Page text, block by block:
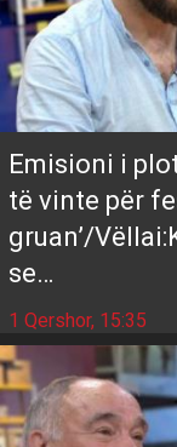
Emisioni i
të vinte për
gruan’/
se…
1 Qershor, 15:35